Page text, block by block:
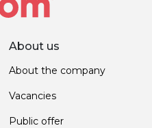
About us
About the company
Vacancies
Public offer